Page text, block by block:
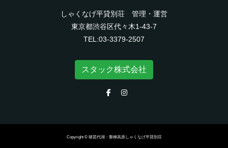
しゃくなげ平貸別荘 管理・運営
東京都渋谷区代々木1-43-7
TEL:03-3379-2507
スタック株式会社
Copyright © 猪苗代湖・磐梯高原しゃくなげ平貸別荘